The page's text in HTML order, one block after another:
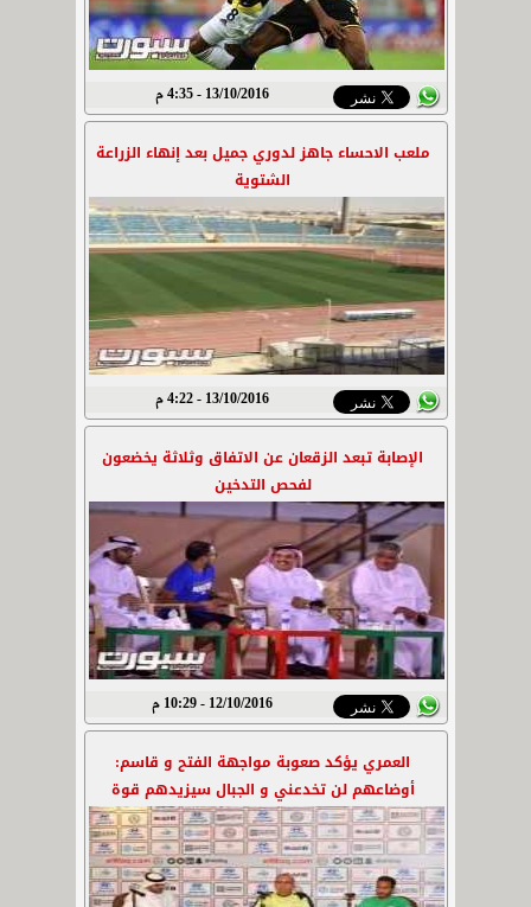
13/10/2016 - 4:35 م
ملعب الاحساء جاهز لدوري جميل بعد إنهاء الزراعة
الشتوية
13/10/2016 - 4:22 م
الإصابة تبعد الزقعان عن الاتفاق وثلاثة يخضعون
لفحص التدخين
12/10/2016 - 10:29 م
العمري يؤكد صعوبة مواجهة الفتح و قاسم:
أوضاعهم لن تخدعني و الجبال سيزيدهم قوة